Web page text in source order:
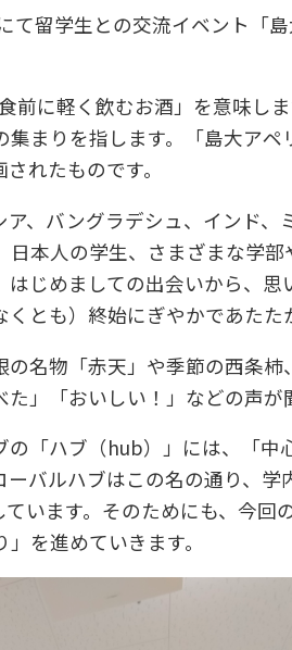
留学生との交流イベント「
前に軽く飲むお酒」を意味し
まりを指します。「島大アペ
れたものです。
、バングラデシュ、インド、
本人の学生、さまざまな学
じめましての出会いから、思
とも）終始にぎやかであたた
名物「赤天」や季節の西条柿
」「おいしい！」などの声が
「ハブ（hub）」には、「中
バルハブはこの名の通り、学
います。そのためにも、今回
を進めていきます。